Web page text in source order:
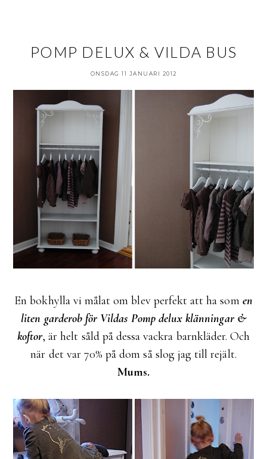
POMP DELUX & VILDA BUS
ONSDAG 11 JANUARI 2012
En bokhylla vi målat om blev perfekt att ha som en
liten garderob för Vildas Pomp delux klänningar &
koftor, är helt såld på dessa vackra barnkläder. Och
när det var 70% på dom så slog jag till rejält.
Mums.